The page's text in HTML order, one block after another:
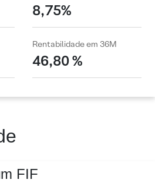
8,75%
Rentabilidade em 36M
46,80 %
FIF